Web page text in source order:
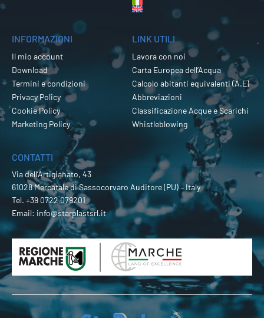
INFORMAZIONI
Il mio account
Download
Termini e condizioni
Privacy Policy
Cookie Policy
Marketing Policy
LINK UTILI
Lavora con noi
Carta Europea dell’Acqua
Calcolo abitanti equivalenti (A.E)
Abbreviazioni
Classificazione Acque e Scarichi
Whistleblowing
CONTATTI
Via dell’Artigianato, 43
61028 Mercatale di Sassocorvaro Auditore (PU) – Italy
Tel. +39 0722 079201
Email: info@starplastsrl.it